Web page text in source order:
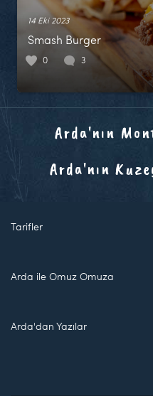
14 Eki 2023
Smash Burger
0 3
Arda'nın
Arda'nın
Tarifler
Arda ile Omuz Omuza
Arda'dan Yazılar